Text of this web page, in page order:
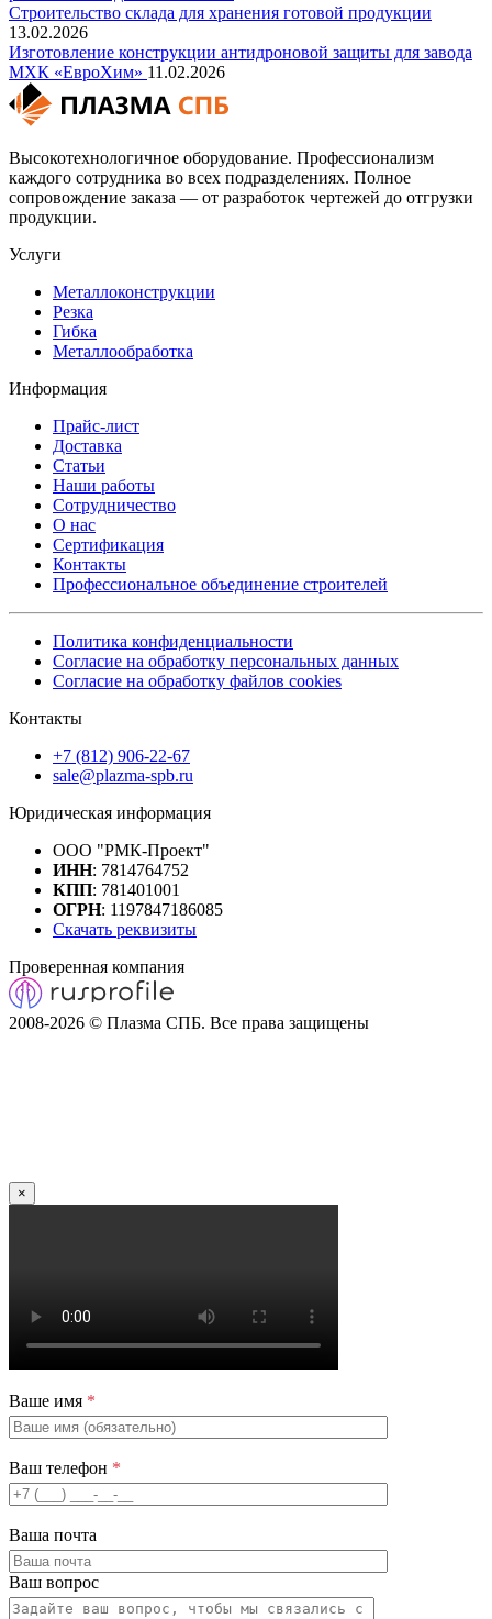
Строительство склада для хранения готовой продукции
13.02.2026
Изготовление конструкции антидроновой защиты для завода
МХК «ЕвроХим» 11.02.2026
Высокотехнологичное оборудование. Профессионализм
каждого сотрудника во всех подразделениях. Полное
сопровождение заказа — от разработок чертежей до отгрузки
продукции.
Услуги
Металлоконструкции
Резка
Гибка
Металлообработка
Информация
Прайс-лист
Доставка
Статьи
Наши работы
Сотрудничество
О нас
Сертификация
Контакты
Профессиональное объединение строителей
Политика конфиденциальности
Согласие на обработку персональных данных
Согласие на обработку файлов cookies
Контакты
+7 (812) 906-22-67
sale@plazma-spb.ru
Юридическая информация
ООО "РМК-Проект"
ИНН: 7814764752
КПП: 781401001
ОГРН: 1197847186085
Скачать реквизиты
Проверенная компания
2008-2026 © Плазма СПБ. Все права защищены
×
Ваше имя *
Ваш телефон *
Ваша почта
Ваш вопрос